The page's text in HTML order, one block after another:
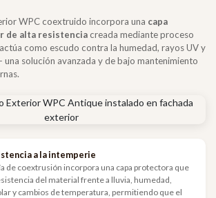
WPC coextruido incorpora una capa
de alta resistenciacreada mediante proceso
como escudo contra la humedad, rayos UV y
solución avanzada y de bajo mantenimiento
a la intemperie
de coextrusión incorpora una capa protectora que
del material frente a lluvia, humedad,
y cambios de temperatura, permitiendo que el